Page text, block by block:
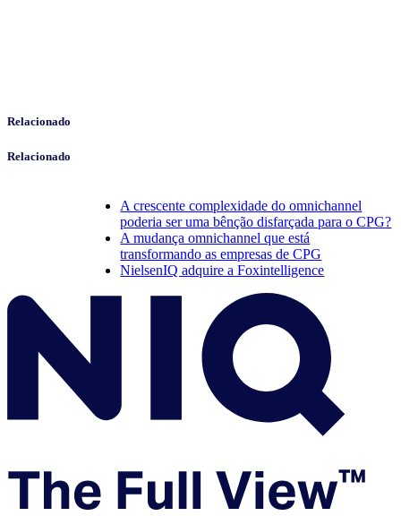
Relacionado
Relacionado
A crescente complexidade do omnichannel
poderia ser uma bênção disfarçada para o CPG?
A mudança omnichannel que está
transformando as empresas de CPG
NielsenIQ adquire a Foxintelligence